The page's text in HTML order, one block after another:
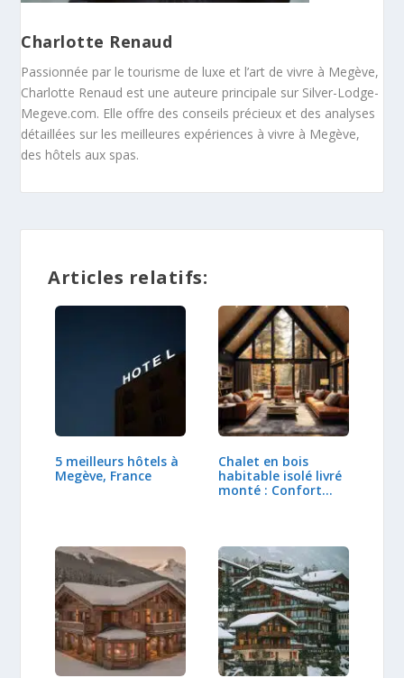
Charlotte Renaud
Passionnée par le tourisme de luxe et l’art de vivre à Megève,
Charlotte Renaud est une auteure principale sur Silver-Lodge-
Megeve.com. Elle offre des conseils précieux et des analyses
détaillées sur les meilleures expériences à vivre à Megève,
des hôtels aux spas.
Articles relatifs:
5 meilleurs hôtels à
Megève, France
Chalet en bois
habitable isolé livré
monté : Confort…